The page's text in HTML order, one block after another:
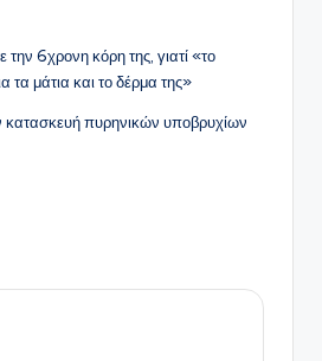
6χρονη κόρη της, γιατί «το
τα μάτια και το δέρμα της»
κατασκευή πυρηνικών υποβρυχίων